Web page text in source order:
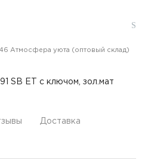
Атмосфера уюта (оптовый склад)
SВ ET с ключом, зол.мат
Доставка